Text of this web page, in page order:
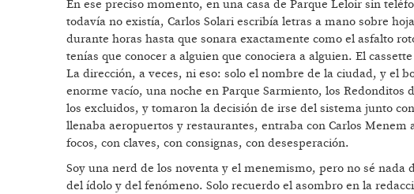
En ese preciso momento, en una casa de Parque Leloir sin
todavía no existía, Carlos Solari escribía letras a mano sobre
durante horas hasta que sonara exactamente como el asfalto
tenías que conocer a alguien que conociera a alguien. El
La dirección, a veces, ni eso: solo el nombre de la ciudad, y el
enorme vacío, una noche en Parque Sarmiento, los
los excluidos, y tomaron la decisión de irse del sistema junto
llenaba aeropuertos y restaurantes, entraba con Carlos
focos, con claves, con consignas, con desesperación.
Soy una nerd de los noventa y el menemismo, pero no sé nada
del ídolo y del fenómeno. Solo recuerdo el asombro en la